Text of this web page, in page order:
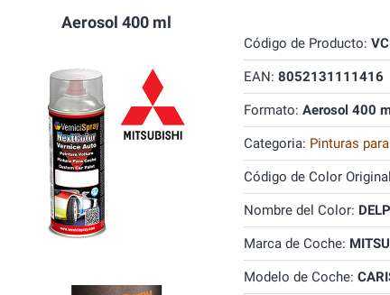
Aerosol 400 ml
Código de Producto:
EAN: 8052131111416
Formato: Aerosol 400
Categoria: Pinturas
Código de Color
Nombre del Color:
Marca de Coche:
Modelo de Coche: